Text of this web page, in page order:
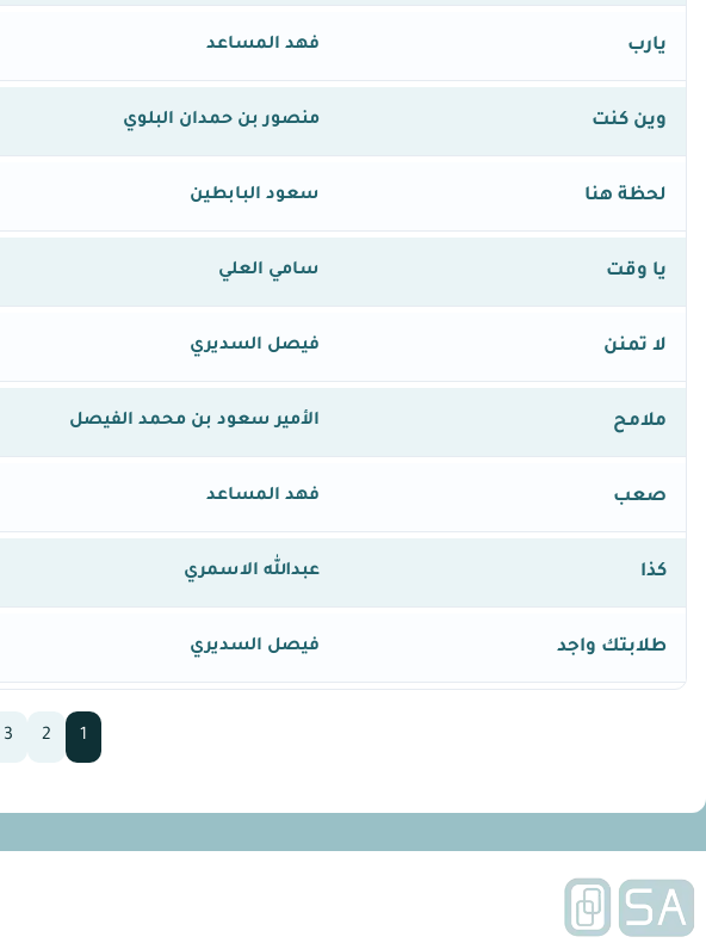
يارب فهد المساعد
وين كنت منصور بن حمدان البلوي
لحظة هنا سعود البابطين
يا وقت سامي العلي
لا تمنن فيصل السديري
ملامح الأمير سعود بن محمد الفيصل
صعب فهد المساعد
كذا عبدالله الاسمري
طلابتك واجد فيصل السديري
1
2
3